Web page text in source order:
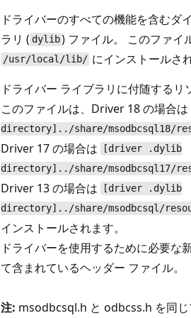
ドライバーのすべての機能を含むダ
ラリ ( dylib) ファイル。 このファイ
/usr/local/lib/ にインストールさ
ドライバー ライブラリに付随するリ
このファイルは、Driver 18 の場合は
directory]../share/msodbcsql18/
Driver 17 の場合は
[driver .dylib
directory]../share/msodbcsql17/
Driver 13 の場合は
[driver .dylib
directory]../share/msodbcsql/
インストールされます。
ドライバーを使用するために必要な
て含まれているヘッダー ファイル。
注: msodbcsql.h と odbcss.h を同